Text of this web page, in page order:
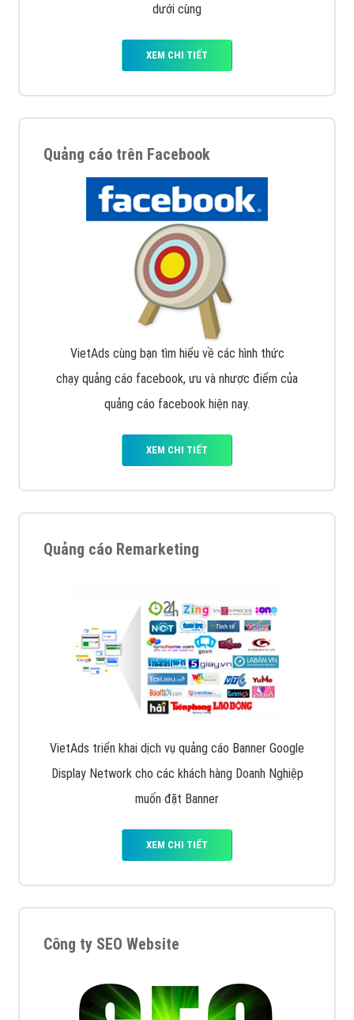
dưới cùng
XEM CHI TIẾT
Quảng cáo trên Facebook
VietAds cùng bạn tìm hiểu về các hình thức
chạy quảng cáo facebook, ưu và nhược điểm của
quảng cáo facebook hiện nay.
XEM CHI TIẾT
Quảng cáo Remarketing
VietAds triển khai dịch vụ quảng cáo Banner Google
Display Network cho các khách hàng Doanh Nghiệp
muốn đặt Banner
XEM CHI TIẾT
Công ty SEO Website